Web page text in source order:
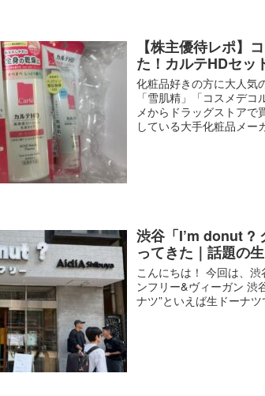
【株主優待レポ】
た！カルテHDセッ
化粧品好きの方に大人気
「雪肌精」「コスメデ
メからドラッグストア
している大手化粧品メー
渋谷「I’m donut ?
ってきた｜話題の
こんにちは！ 今回は、
ンフリー&ヴィーガン 渋
ナツ”といえば生ドーナ